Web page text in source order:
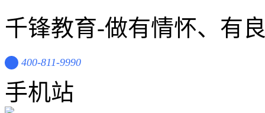
千锋教育-做有情怀、有
400-811-9990
手机站